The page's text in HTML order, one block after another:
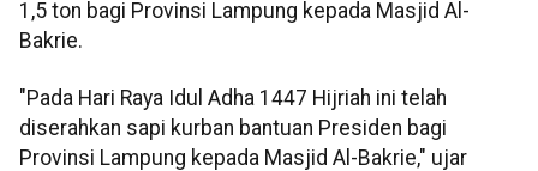
1,5 ton bagi Provinsi Lampung kepada Masjid Al-
Bakrie.
"Pada Hari Raya Idul Adha 1447 Hijriah ini telah
diserahkan sapi kurban bantuan Presiden bagi
Provinsi Lampung kepada Masjid Al-Bakrie," ujar